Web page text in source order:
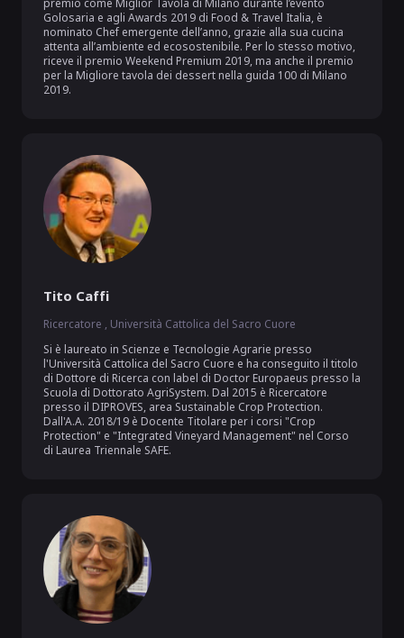
premio come Miglior Tavola di Milano durante l’evento
Golosaria e agli Awards 2019 di Food & Travel Italia, è
nominato Chef emergente dell’anno, grazie alla sua cucina
attenta all’ambiente ed ecosostenibile. Per lo stesso motivo,
riceve il premio Weekend Premium 2019, ma anche il premio
per la Migliore tavola dei dessert nella guida 100 di Milano
2019.
Tito Caffi
Ricercatore , Università Cattolica del Sacro Cuore
Si è laureato in Scienze e Tecnologie Agrarie presso
l'Università Cattolica del Sacro Cuore e ha conseguito il titolo
di Dottore di Ricerca con label di Doctor Europaeus presso la
Scuola di Dottorato AgriSystem. Dal 2015 è Ricercatore
presso il DIPROVES, area Sustainable Crop Protection.
Dall'A.A. 2018/19 è Docente Titolare per i corsi "Crop
Protection" e "Integrated Vineyard Management" nel Corso
di Laurea Triennale SAFE.